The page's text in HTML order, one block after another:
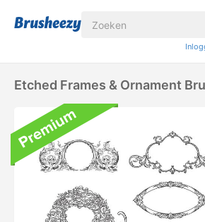
Etched Frames & Ornament